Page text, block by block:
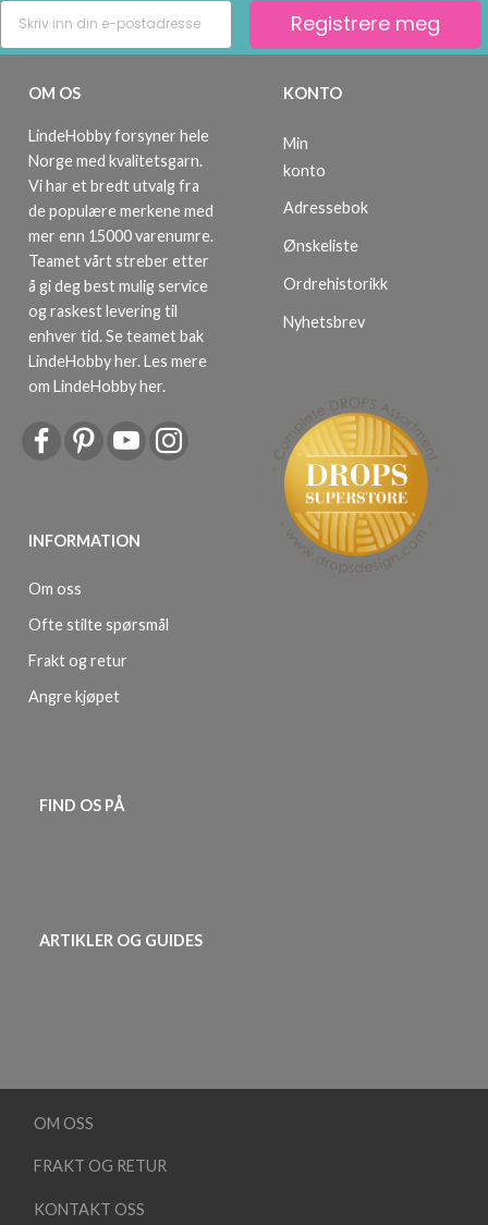
Registrere meg
OM OS
LindeHobby forsyner hele
Norge med kvalitetsgarn.
Vi har et bredt utvalg fra
de populære merkene med
mer enn 15000 varenumre.
Teamet vårt streber etter
å gi deg best mulig service
og raskest levering til
enhver tid. Se teamet bak
LindeHobby her.Les mere
om LindeHobby her.
INFORMATION
Om oss
Ofte stilte spørsmål
Frakt og retur
Angre kjøpet
KONTO
Min
konto
Adressebok
Ønskeliste
Ordrehistorikk
Nyhetsbrev
FIND OS PÅ
ARTIKLER OG GUIDES
OM OSS
FRAKT OG RETUR
KONTAKT OSS